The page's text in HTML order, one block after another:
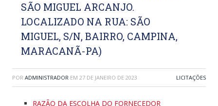
SÃO MIGUEL ARCANJO.
LOCALIZADO NA RUA: SÃO
MIGUEL, S/N, BAIRRO, CAMPINA,
MARACANÃ-PA)
POR ADMINISTRADOR EM 27 DE JANEIRO DE 2023 LICITAÇÕES
RAZÃO DA ESCOLHA DO FORNECEDOR